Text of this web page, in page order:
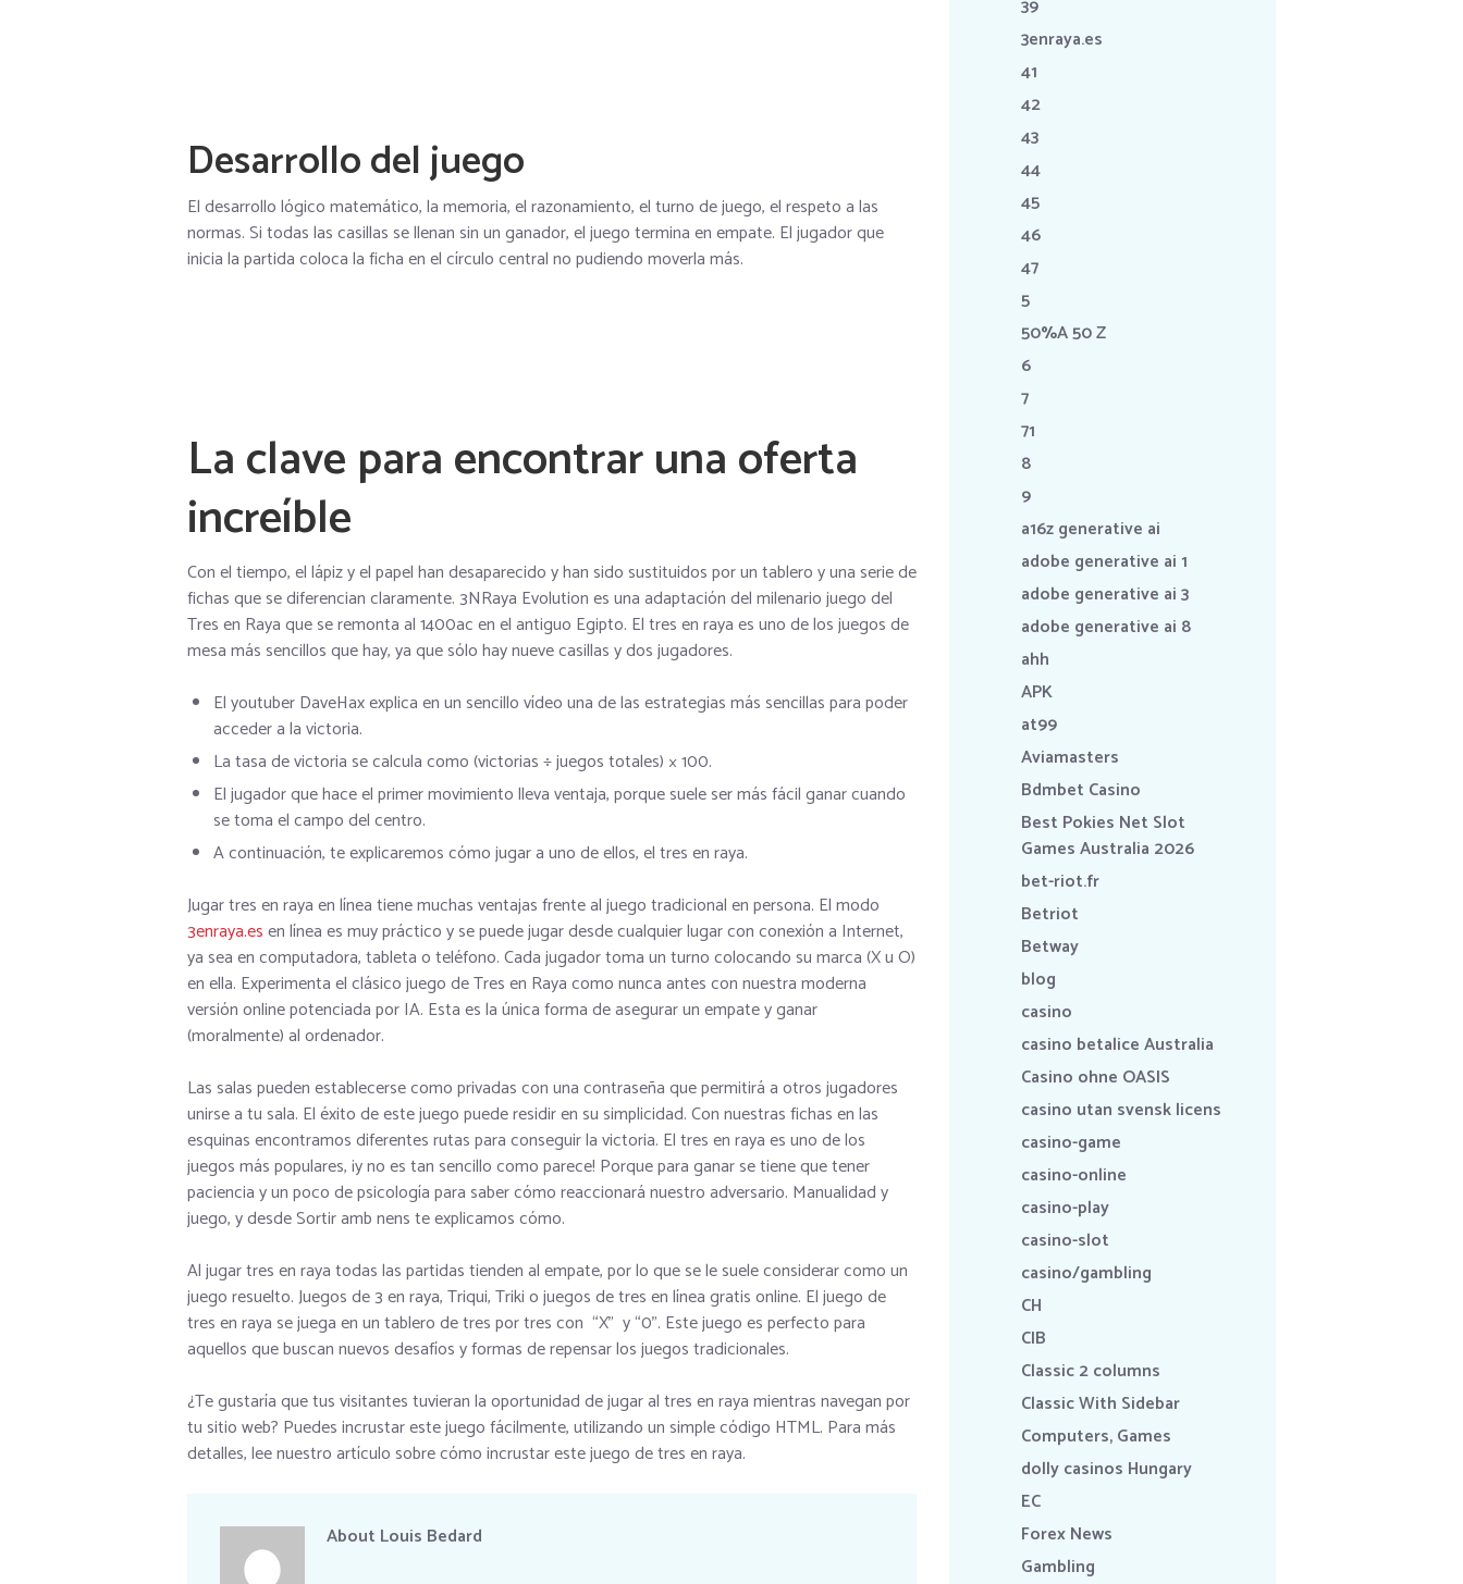
Desarrollo del juego
El desarrollo lógico matemático, la memoria, el razonamiento, el turno de juego, el respeto a las
normas. Si todas las casillas se llenan sin un ganador, el juego termina en empate. El jugador que
inicia la partida coloca la ficha en el círculo central no pudiendo moverla más.
La clave para encontrar una oferta
increíble
Con el tiempo, el lápiz y el papel han desaparecido y han sido sustituidos por un tablero y una serie de
fichas que se diferencian claramente. 3NRaya Evolution es una adaptación del milenario juego del
Tres en Raya que se remonta al 1400ac en el antiguo Egipto. El tres en raya es uno de los juegos de
mesa más sencillos que hay, ya que sólo hay nueve casillas y dos jugadores.
El youtuber DaveHax explica en un sencillo vídeo una de las estrategias más sencillas para poder
acceder a la victoria.
La tasa de victoria se calcula como (victorias ÷ juegos totales) × 100.
El jugador que hace el primer movimiento lleva ventaja, porque suele ser más fácil ganar cuando
se toma el campo del centro.
A continuación, te explicaremos cómo jugar a uno de ellos, el tres en raya.
Jugar tres en raya en línea tiene muchas ventajas frente al juego tradicional en persona. El modo
3enraya.esen línea es muy práctico y se puede jugar desde cualquier lugar con conexión a Internet,
ya sea en computadora, tableta o teléfono. Cada jugador toma un turno colocando su marca (X u O)
en ella. Experimenta el clásico juego de Tres en Raya como nunca antes con nuestra moderna
versión online potenciada por IA. Esta es la única forma de asegurar un empate y ganar
(moralmente) al ordenador.
Las salas pueden establecerse como privadas con una contraseña que permitirá a otros jugadores
unirse a tu sala. El éxito de este juego puede residir en su simplicidad. Con nuestras fichas en las
esquinas encontramos diferentes rutas para conseguir la victoria. El tres en raya es uno de los
juegos más populares, ¡y no es tan sencillo como parece! Porque para ganar se tiene que tener
paciencia y un poco de psicología para saber cómo reaccionará nuestro adversario. Manualidad y
juego, y desde Sortir amb nens te explicamos cómo.
Al jugar tres en raya todas las partidas tienden al empate, por lo que se le suele considerar como un
juego resuelto. Juegos de 3 en raya, Triqui, Triki o juegos de tres en línea gratis online. El juego de
tres en raya se juega en un tablero de tres por tres con “X” y “0”. Este juego es perfecto para
aquellos que buscan nuevos desafíos y formas de repensar los juegos tradicionales.
¿Te gustaría que tus visitantes tuvieran la oportunidad de jugar al tres en raya mientras navegan por
tu sitio web? Puedes incrustar este juego fácilmente, utilizando un simple código HTML. Para más
detalles, lee nuestro artículo sobre cómo incrustar este juego de tres en raya.
About Louis Bedard
39
3enraya.es
41
42
43
44
45
46
47
5
50%A 50 Z
6
7
71
8
9
a16z generative ai
adobe generative ai 1
adobe generative ai 3
adobe generative ai 8
ahh
APK
at99
Aviamasters
Bdmbet Casino
Best Pokies Net Slot
Games Australia 2026
bet-riot.fr
Betriot
Betway
blog
casino
casino betalice Australia
Casino ohne OASIS
casino utan svensk licens
casino-game
casino-online
casino-play
casino-slot
casino/gambling
CH
CIB
Classic 2 columns
Classic With Sidebar
Computers, Games
dolly casinos Hungary
EC
Forex News
Gambling